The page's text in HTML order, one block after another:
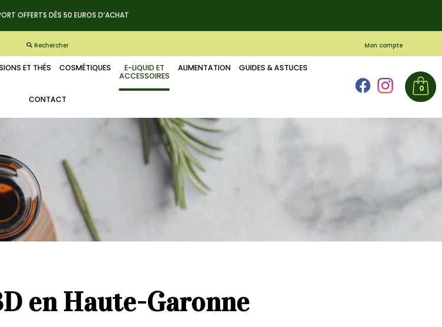
OFFERTS DÈS 50 EUROS D’ACHAT
Rechercher Mon compte
ET THÉS COSMÉTIQUES
E-LIQUID ET
ACCESSOIRES
ALIMENTATION GUIDES & ASTUCES
CONTACT
0
en Haute-Garonne